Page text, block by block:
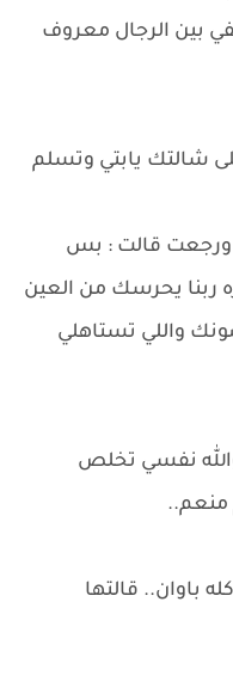
بين الرجال معروف
شالتك يابتي وتسلم
ورجعت قالت : بس
ربنا يحرسك من العين
واللي تستاهلي
والله نفسي تخلص
منعم..
باوان.. قالتها